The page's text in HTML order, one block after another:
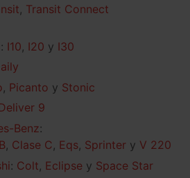
Transit Connect
: I10 I20
I30
Picanto
Stonic
9
Benz:
Clase C Eqs Sprinter
V 220
: Colt Eclipse
Space Star